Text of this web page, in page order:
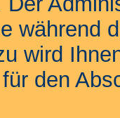
während
wird
den